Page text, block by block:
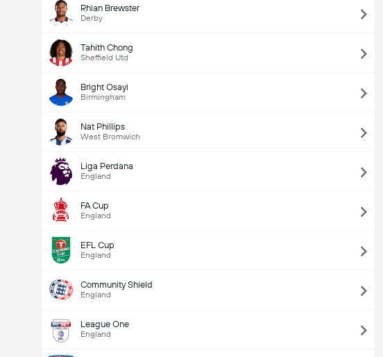
Rhian Brewster
Derby
Tahith Chong
Sheffield Utd
Bright Osayi
Birmingham
Nat Phillips
West Bromwich
Liga Perdana
England
FA Cup
England
EFL Cup
England
Community Shield
England
League One
England